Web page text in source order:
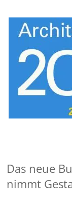
Das neue
nimmt